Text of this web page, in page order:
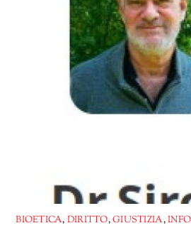
BIOETICA, DIRITTO,GIUSTIZIA,